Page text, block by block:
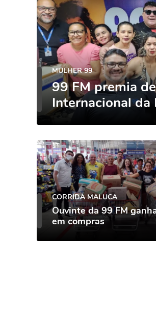
MULHER 99
99 FM premia
Internacional da
CORRIDA MALUCA
Ouvinte da 99 FM
em compras